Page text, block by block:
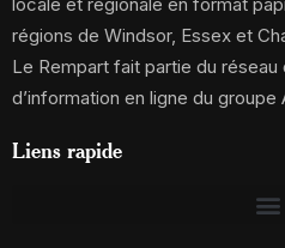
locale et régionale en format
régions de Windsor, Essex et
Le Rempart fait partie du
d’information en ligne du groupe
Liens rapide